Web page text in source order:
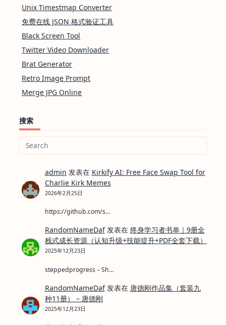
Unix Timestmap Converter
免费在线 JSON 格式验证工具
Black Screen Tool
Twitter Video Downloader
Brat Generator
Retro Image Prompt
Merge JPG Online
搜索
Search
admin 发表在 Kirkify AI: Free Face Swap Tool for
Charlie Kirk Memes
2026年2月25日
https://github.com/s…
RandomNameDaf发表在 终身学习者书单｜9册全
栈式成长资源（认知升级+技能提升+PDF全套下载）
2025年12月23日
steppedprogress – Sh…
RandomNameDaf发表在 唐德刚作品集（套装九
种11册） – 唐德刚
2025年12月23日